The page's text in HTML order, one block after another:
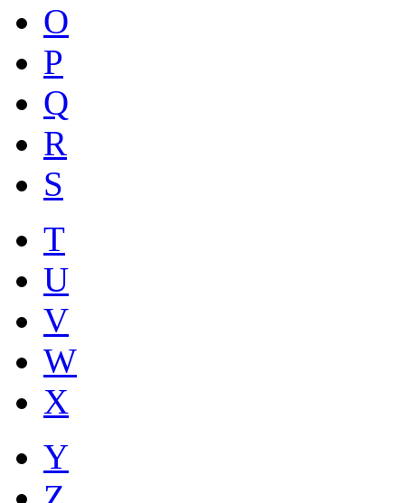
O
P
Q
R
S
T
U
V
W
X
Y